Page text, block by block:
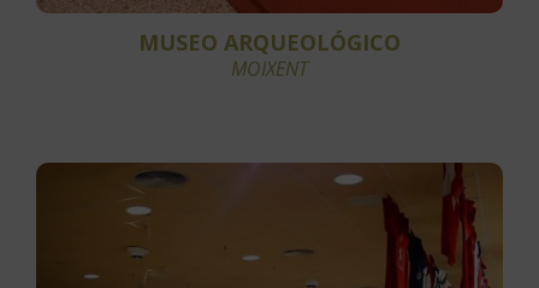
MUSEO ARQUEOLÓGICO
MOIXENT